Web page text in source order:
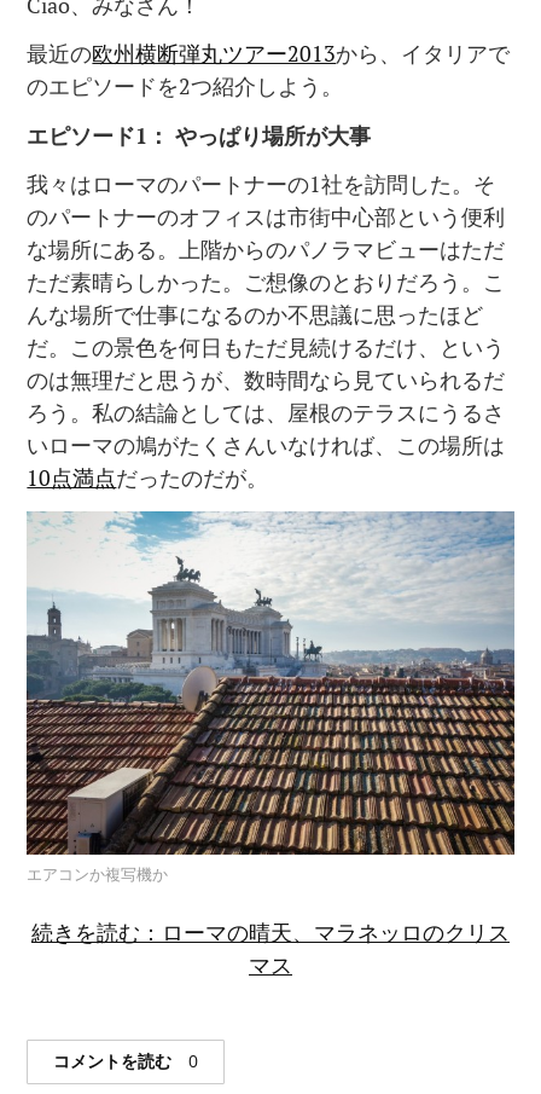
最近の欧州横断弾丸ツアー2013から、イタリアで
のエピソードを2つ紹介しよう。
エピソード1 ： やっぱり場所が大事
我々はローマのパートナーの1社を訪問した。そ
のパートナーのオフィスは市街中心部という便利
な場所にある。上階からのパノラマビューはただ
ただ素晴らしかった。ご想像のとおりだろう。こ
んな場所で仕事になるのか不思議に思ったほど
だ。この景色を何日もただ見続けるだけ、という
のは無理だと思うが、数時間なら見ていられるだ
ろう。私の結論としては、屋根のテラスにうるさ
いローマの鳩がたくさんいなければ、この場所は
10点満点だったのだが。
エアコンか複写機か
続きを読む：ローマの晴天、マラネッロのクリス
マス
コメントを読む 0